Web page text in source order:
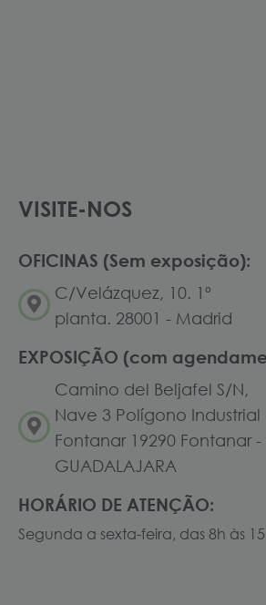
VISITE-NOS
OFICINAS (Sem exposição):
C/Velázquez, 10. 1º
planta. 28001 - Madrid
EXPOSIÇÃO (com
Camino del Beljafel S/N,
Nave 3 Polígono Industrial
Fontanar 19290 Fontanar -
GUADALAJARA
HORÁRIO DE ATENÇÃO:
Segunda a sexta-feira, das 8h às